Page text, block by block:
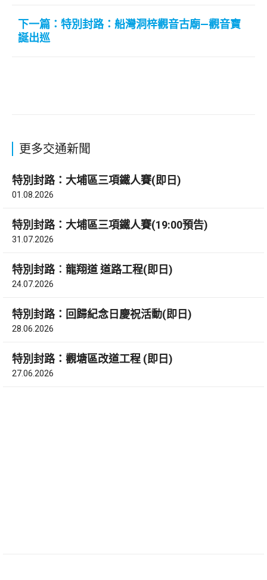
下一篇：特別封路：船灣洞梓觀音古廟—觀音寶
誕出巡
更多交通新聞
特別封路：大埔區三項鐵人賽(即日)
01.08.2026
特別封路：大埔區三項鐵人賽(19:00預告)
31.07.2026
特別封路︰龍翔道 道路工程(即日)
24.07.2026
特別封路：回歸紀念日慶祝活動(即日)
28.06.2026
特別封路：觀塘區改道工程 (即日)
27.06.2026